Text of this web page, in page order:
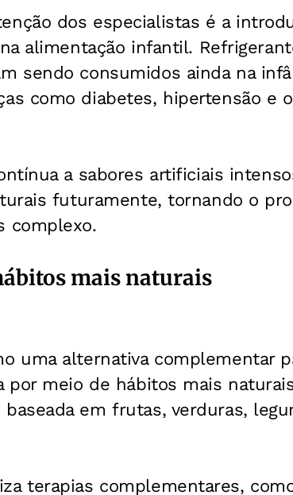
dos especialistas é a
alimentação infantil.
sendo consumidos ainda na
como diabetes, hipertensão e
a sabores artificiais
futuramente, tornando o
complexo.
mais naturais
uma alternativa complementar
por meio de hábitos mais
em frutas, verduras,
terapias complementares,